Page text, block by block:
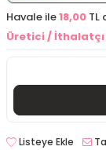
Havale ile18,00 TL
Üretici / İthalatçı
Listeye Ekle